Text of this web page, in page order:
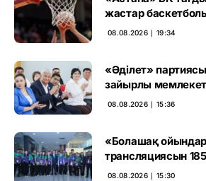
жастар
08.08.2026 ∣ 19:34
«Әділет»
зайырлы
тәртіп» қағидаты
08.08.2026 ∣ 15:36
«Болашақ
трансляциясын
көрген
08.08.2026 ∣ 15:30